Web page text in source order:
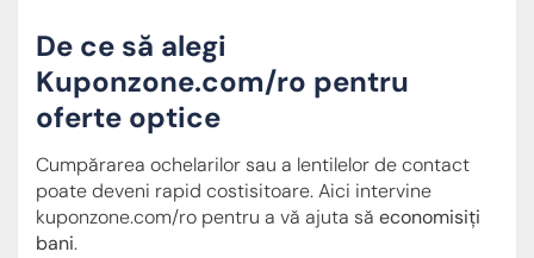
De ce să alegi
Kuponzone.com/ro pentru
oferte optice
Cumpărarea ochelarilor sau a lentilelor de contact
poate deveni rapid costisitoare. Aici intervine
kuponzone.com/ro pentru a vă ajuta să economisiți
bani.